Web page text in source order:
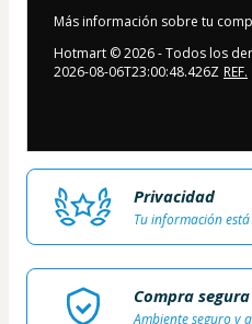
Más información sobre tu
Hotmart ©2026- Todos los
2026-08-06T23:00:48.426Z REF.
Privacidad
Tu información
Compra segura
Ambiente seguro y